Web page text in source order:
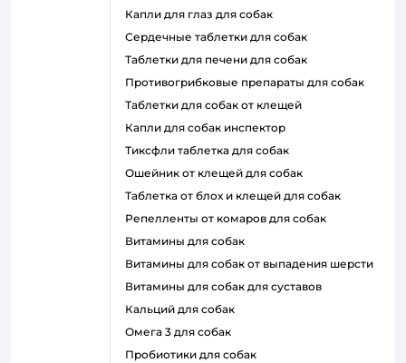
капли для глаз для собак
сердечные таблетки для собак
таблетки для печени для собак
противогрибковые препараты для собак
таблетки для собак от клещей
капли для собак инспектор
тиксфли таблетка для собак
ошейник от клещей для собак
таблетка от блох и клещей для собак
репелленты от комаров для собак
витамины для собак
витамины для собак от выпадения шерсти
витамины для собак для суставов
кальций для собак
омега 3 для собак
пробиотики для собак